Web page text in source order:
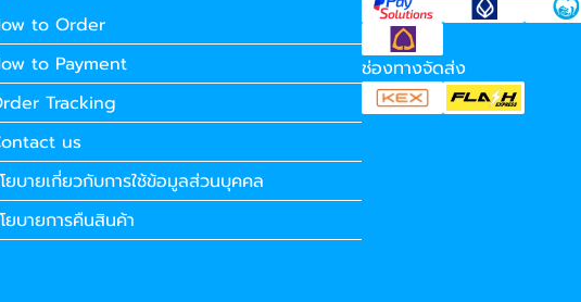
to Order
to Payment
Tracking
us
ยบายเกี่ยวกับการใช้ข้อมูลส่วนบุคคล
ยบายการคืนสินค้า
ช่องทางจัดส่ง